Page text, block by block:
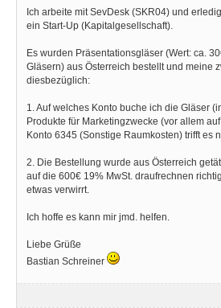
Ich arbeite mit SevDesk (SKR04) und
ein Start-Up (Kapitalgesellschaft).
Es wurden Präsentationsgläser (Wert: ca.
Gläsern) aus Österreich bestellt und meine
diesbezüglich:
1. Auf welches Konto buche ich die Gläser
Produkte für Marketingzwecke (vor allem
Konto 6345 (Sonstige Raumkosten) trifft es
2. Die Bestellung wurde aus Österreich
auf die 600€ 19% MwSt. draufrechnen
etwas verwirrt.
Ich hoffe es kann mir jmd. helfen.
Liebe Grüße
Bastian Schreiner